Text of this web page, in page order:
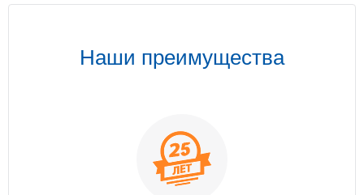
Наши преимущества